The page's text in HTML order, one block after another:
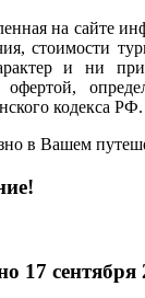
на сайте
стоимости
и ни
офертой,
кодекса РФ.
в Вашем
17 сентября